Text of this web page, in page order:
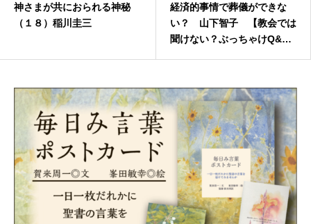
神さまが共におられる神秘
（１８）稲川圭三
経済的事情で葬儀ができな
い？ 山下智子 【教会では
聞けない？ぶっちゃけQ&